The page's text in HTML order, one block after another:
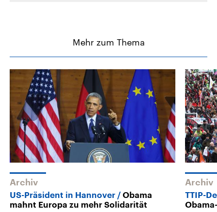
Mehr zum Thema
Archiv
US-Präsident in Hannover
Obama
mahnt Europa zu mehr Solidarität
Archiv
TTIP-